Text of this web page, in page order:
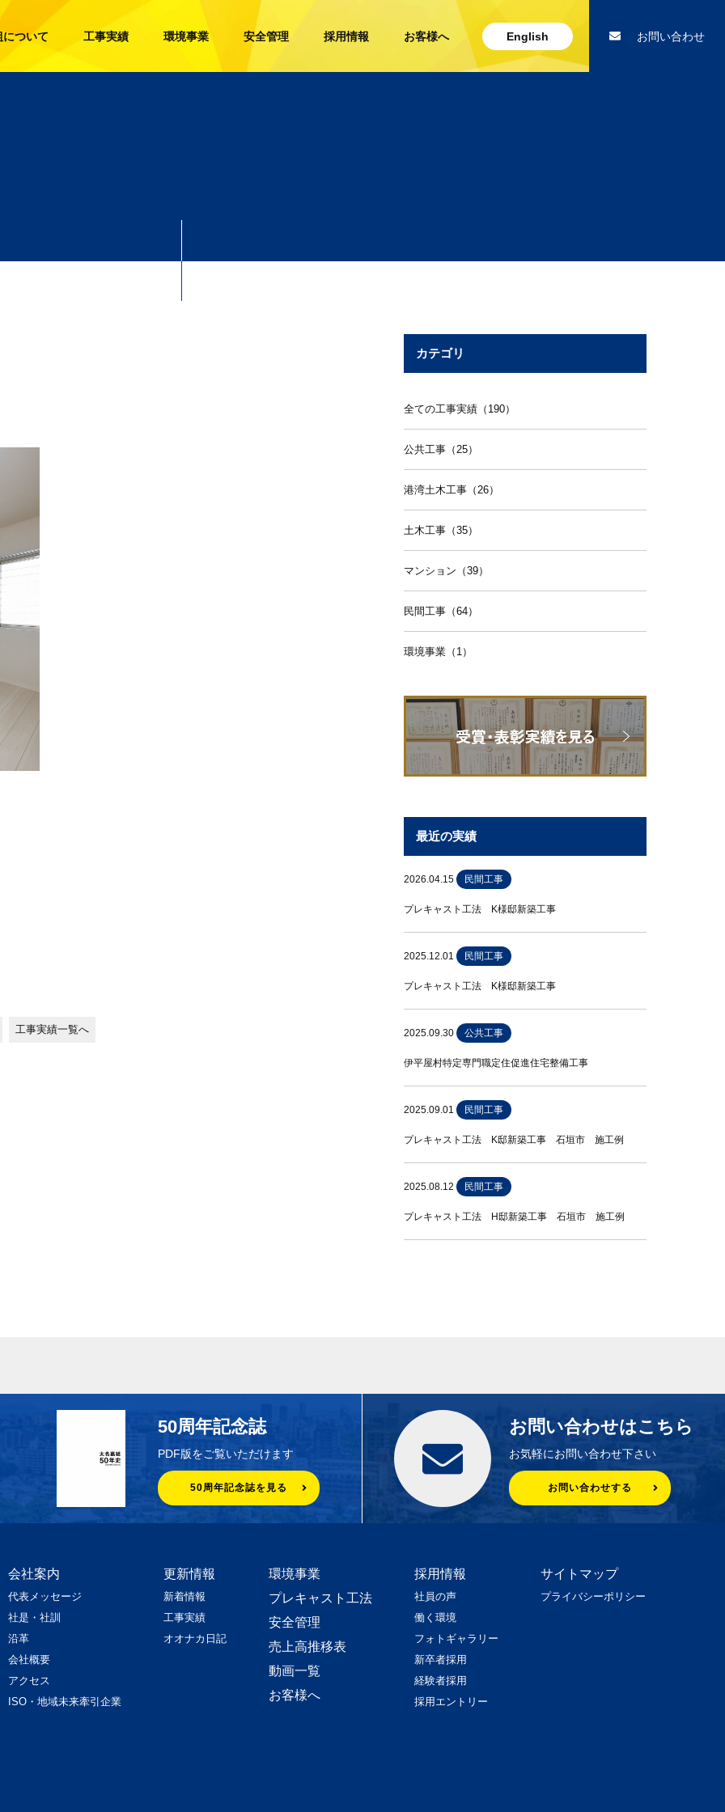
ついて 工事実績 環境事業 安全管理 採用情報 お客様へ English お問い合わせ
工事実績一覧へ
カテゴリ
全ての工事実績（190）
公共工事（25）
港湾土木工事（26）
土木工事（35）
マンション（39）
民間工事（64）
環境事業（1）
最近の実績
2026.04.15 民間工事
プレキャスト工法 K様邸新築工事
2025.12.01 民間工事
プレキャスト工法 K様邸新築工事
2025.09.30 公共工事
伊平屋村特定専門職定住促進住宅整備工事
2025.09.01 民間工事
プレキャスト工法 K邸新築工事 石垣市 施工例
2025.08.12 民間工事
プレキャスト工法 H邸新築工事 石垣市 施工例
50周年記念誌
PDF版をご覧いただけます
50周年記念誌を見る
お問い合わせはこちら
お気軽にお問い合わせ下さい
お問い合わせする
会社案内
代表メッセージ
社是・社訓
沿革
会社概要
アクセス
ISO・地域未来牽引企業
更新情報
新着情報
工事実績
オオナカ日記
環境事業
プレキャスト工法
安全管理
売上高推移表
動画一覧
お客様へ
採用情報
社員の声
働く環境
フォトギャラリー
新卒者採用
経験者採用
採用エントリー
サイトマップ
プライバシーポリシー